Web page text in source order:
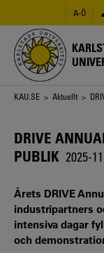
huvudinnehåll
A-Ö
Länkstig
KAU.SE > Aktuellt >
DRIVE
PUBLIK 2025-
Årets DRIVE
industripartners
intensiva dagar
och